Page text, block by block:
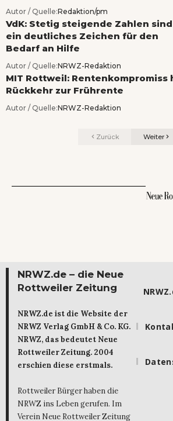
Autor / Quelle:Redaktion/pm
VdK: Stetig steigende Zahlen sind
ein deutliches Zeichen für den
Bedarf an Hilfe
Autor / Quelle:NRWZ-Redaktion
MIT Rottweil: Rentenkompromiss
Rückkehr zur Frührente
Autor / Quelle:NRWZ-Redaktion
Zurück Weiter
NRWZ.de – die Neue
Rottweiler Zeitung
NRWZ.de ist die Website der
NRWZ Verlag GmbH & Co. KG.
NRWZ, das bedeutet Neue
Rottweiler Zeitung. 2004
erschien diese erstmals.
Rottweiler Bürger haben die
NRWZ ins Leben gerufen. Im
Verein Neue Rottweiler Zeitung